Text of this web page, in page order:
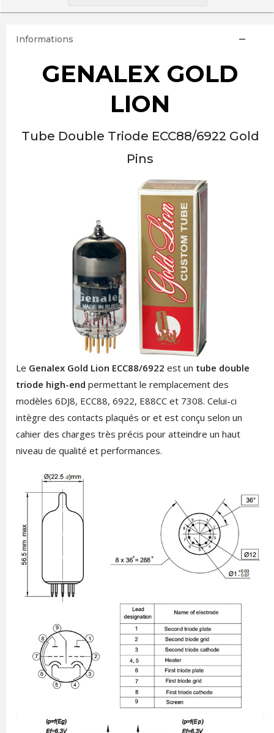
Informations
GENALEX GOLD
LION
Tube Double Triode ECC88/6922 Gold
Pins
Le Genalex Gold Lion ECC88/6922 est un tube double
triode high-end permettant le remplacement des
modèles 6DJ8, ECC88, 6922, E88CC et 7308. Celui-ci
intègre des contacts plaqués or et est conçu selon un
cahier des charges très précis pour atteindre un haut
niveau de qualité et performances.